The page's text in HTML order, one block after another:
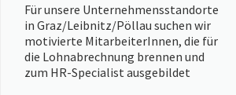
Für unsere Unternehmensstandorte
in Graz/Leibnitz/Pöllau suchen wir
motivierte MitarbeiterInnen, die für
die Lohnabrechnung brennen und
zum HR-Specialist ausgebildet